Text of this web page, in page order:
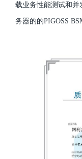
载业务性能测试和并
务器的的PIGOSS